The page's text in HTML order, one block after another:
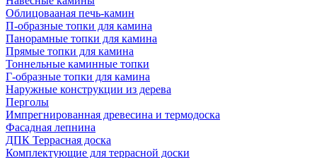
Облицовааная печь-камин
П-образные топки для камина
Панорамные топки для камина
Прямые топки для камина
Тоннельные каминные топки
Г-образные топки для камина
Наружные конструкции из дерева
Перголы
Импрегнированная древесина и термодоска
Фасадная лепнина
ДПК Террасная доска
Комплектующие для террасной доски